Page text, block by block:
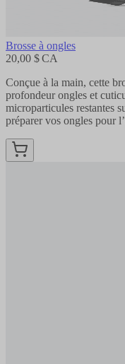
Brosse à ongles
20,00 $ CA
Conçue à la main, cette
profondeur ongles et
microparticules restantes
préparer vos ongles pour